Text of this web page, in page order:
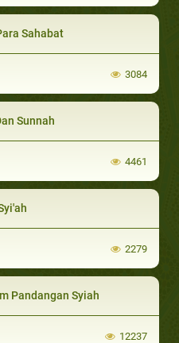
Sahabat
3084
Sunnah
4461
2279
Pandangan Syiah
12237